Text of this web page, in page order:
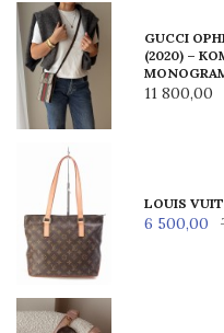
GUCCI
(2020) –
11 800,00
LOUIS
6 500,00